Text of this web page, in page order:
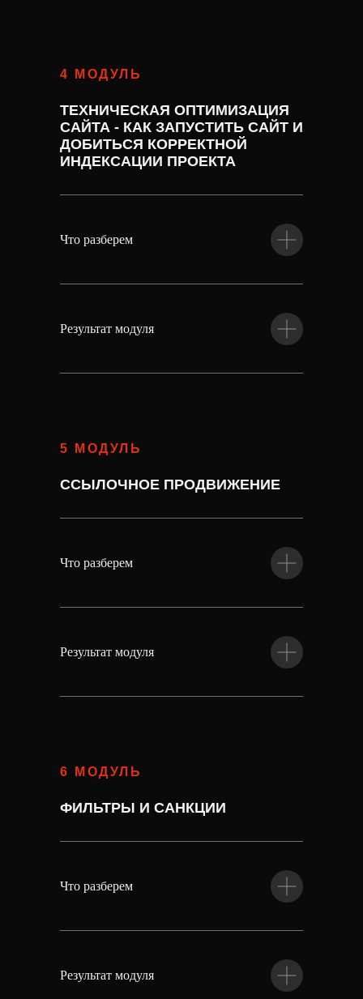
4 МОДУЛЬ
ТЕХНИЧЕСКАЯ ОПТИМИЗАЦИЯ
САЙТА - КАК ЗАПУСТИТЬ САЙТ И
ДОБИТЬСЯ КОРРЕКТНОЙ
ИНДЕКСАЦИИ ПРОЕКТА
Что разберем
Результат модуля
5 МОДУЛЬ
ССЫЛОЧНОЕ ПРОДВИЖЕНИЕ
Что разберем
Результат модуля
6 МОДУЛЬ
ФИЛЬТРЫ И САНКЦИИ
Что разберем
Результат модуля